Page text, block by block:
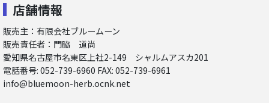
店舗情報
販売主：有限会社ブルームーン
販売責任者：門脇 道尚
愛知県名古屋市名東区上社2-149 シャルムアスカ201
電話番号: 052-739-6960 FAX: 052-739-6961
info@bluemoon-herb.ocnk.net